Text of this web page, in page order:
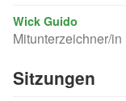
Wick Guido
Mitunterzeichner/in
Sitzungen